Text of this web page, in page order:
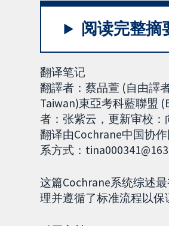
阅读完整摘
翻译笔记
翻譯者：蔡品萱 (自由譯
Taiwan)東亞考科藍聯盟
者：张紫云，更新审校
翻译由Cochrane中国协
系方式：
这篇Cochrane系统综述
理并遵循了标准流程以保